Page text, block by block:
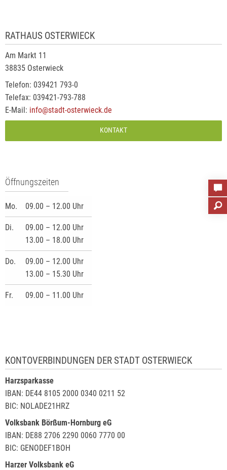
RATHAUS OSTERWIECK
Am Markt 11
38835 Osterwieck
Telefon: 039421 793-0
Telefax: 039421-793-788
E-Mail: info@stadt-osterwieck.de
KONTAKT
Öffnungszeiten
Mo. 09.00 – 12.00 Uhr
Di.
09.00 – 12.00 Uhr
13.00 – 18.00 Uhr
Do.
09.00 – 12.00 Uhr
13.00 – 15.30 Uhr
Fr. 09.00 – 11.00 Uhr
KONTOVERBINDUNGEN DER STADT OSTERWIECK
Harzsparkasse
IBAN: DE44 8105 2000 0340 0211 52
BIC: NOLADE21HRZ
Volksbank Börßum-Hornburg eG
IBAN: DE88 2706 2290 0060 7770 00
BIC: GENODEF1BOH
Harzer Volksbank eG